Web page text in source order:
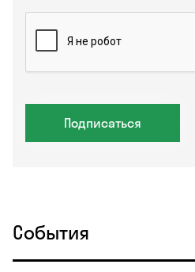
Подписаться
События